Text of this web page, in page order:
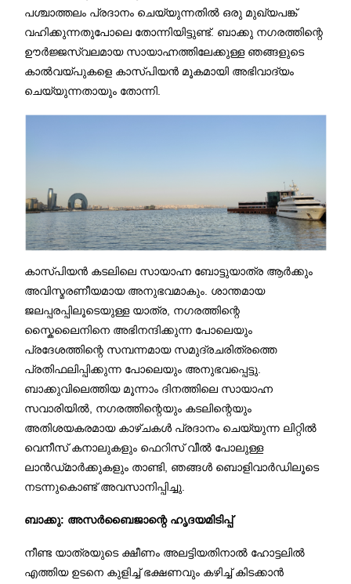
പശ്ചാത്തലം പ്രദാനം ചെയ്യുന്നതിൽ ഒരു മുഖ്യപങ്ക്
വഹിക്കുന്നതുപോലെ തോന്നിയിട്ടുണ്ട്. ബാക്കു നഗരത്തിന്റെ
ഊർജ്ജസ്വലമായ സായാഹ്നത്തിലേക്കുള്ള ഞങ്ങളുടെ
കാൽവയ്പുകളെ കാസ്പിയൻ മൂകമായി അഭിവാദ്യം
ചെയ്യുന്നതായും തോന്നി.
കാസ്പിയൻ കടലിലെ സായാഹ്ന ബോട്ടുയാത്ര ആർക്കും
അവിസ്മരണീയമായ അനുഭവമാകും. ശാന്തമായ
ജലപ്പരപ്പിലൂടെയുള്ള യാത്ര, നഗരത്തിന്റെ
സ്കൈലൈനിനെ അഭിനന്ദിക്കുന്ന പോലെയും
പ്രദേശത്തിന്റെ സമ്പന്നമായ സമുദ്രചരിത്രത്തെ
പ്രതിഫലിപ്പിക്കുന്ന പോലെയും അനുഭവപ്പെട്ടു.
ബാക്കുവിലെത്തിയ മൂന്നാം ദിനത്തിലെ സായാഹ്ന
സവാരിയിൽ, നഗരത്തിന്റെയും കടലിന്റെയും
അതിശയകരമായ കാഴ്ചകൾ പ്രദാനം ചെയ്യുന്ന ലിറ്റിൽ
വെനീസ് കനാലുകളും ഫെറിസ് വീൽ പോലുള്ള
ലാൻഡ്‌മാർക്കുകളും താണ്ടി, ഞങ്ങൾ ബൊളിവാർഡിലൂടെ
നടന്നുകൊണ്ട് അവസാനിപ്പിച്ചു.
ബാക്കു: അസർബൈജാന്റെ ഹൃദയമിടിപ്പ്
നീണ്ട യാത്രയുടെ ക്ഷീണം അലട്ടിയതിനാൽ ഹോട്ടലിൽ
എത്തിയ ഉടനെ കുളിച്ച് ഭക്ഷണവും കഴിച്ച് കിടക്കാൻ